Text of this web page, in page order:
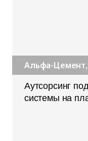
Альфа-Цемент,
Аутсорсинг
системы на